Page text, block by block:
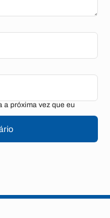
a próxima vez que eu